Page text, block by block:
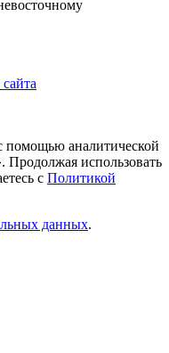
помощью аналитической
использовать
с Политикой
данных.